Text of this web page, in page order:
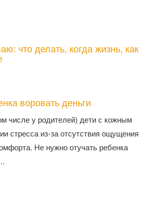
что делать, когда жизнь, как
воровать деньги
числе у родителей) дети с кожным
стресса из-за отсутствия ощущения
Не нужно отучать ребенка